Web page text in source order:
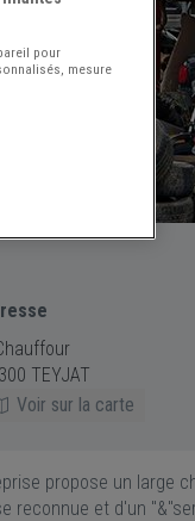
TEYJAT
Voir sur la carte
propose un large
reconnue et d'un
pour
mesure